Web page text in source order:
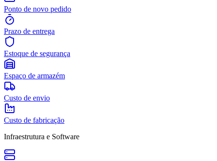
Ponto de novo pedido
Prazo de entrega
Estoque de segurança
Espaço de armazém
Custo de envio
Custo de fabricação
Infraestrutura e Software